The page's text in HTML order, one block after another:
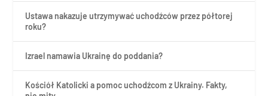
Ustawa nakazuje utrzymywać uchodźców przez półtorej
roku?
Izrael namawia Ukrainę do poddania?
Kościół Katolicki a pomoc uchodźcom z Ukrainy. Fakty,